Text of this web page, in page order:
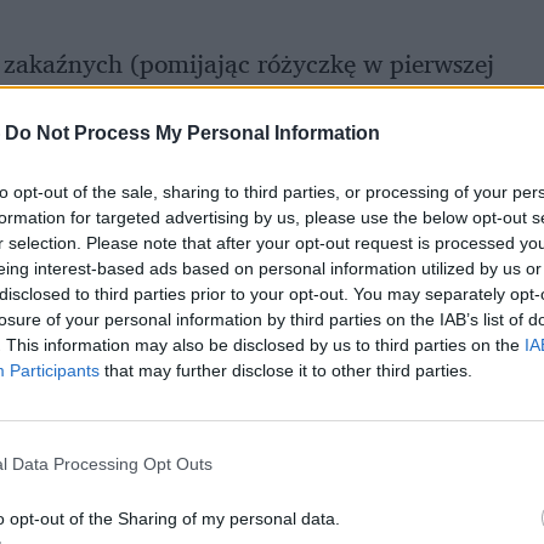
Do Not Process My Personal Information
opt-out of the sale, sharing to third parties, or processing of your
for targeted advertising by us, please use the below opt-out
selection. Please note that after your opt-out request is processed
interest-based ads based on personal information utilized by us
to third parties prior to your opt-out. You may separately
of your personal information by third parties on the IAB’s list of
This information may also be disclosed by us to third parties on the
Participants that may further disclose it to other third parties.
Data Processing Opt Outs
opt-out of the Sharing of my personal data.
(pomijając różyczkę w pierwszej
Rozłożyła mnie ospa wietrzna.
nakładanie kremu pod oczy czy balsamu
całego mojego ciała, z przewagą
z wyjątkowo perfidną wersją